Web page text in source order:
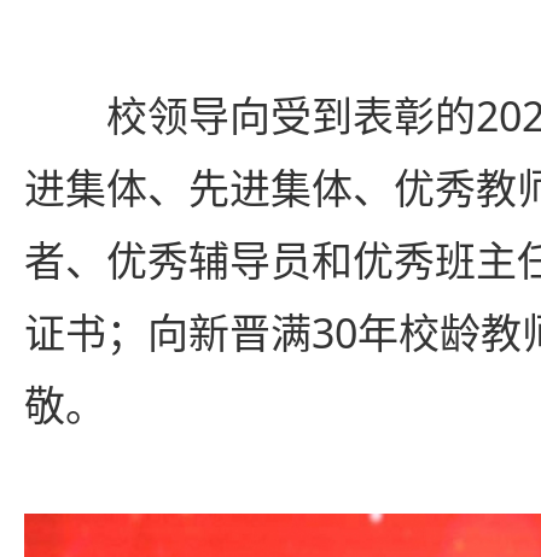
校领导向受到表彰的
进集体、先进集体、优秀教
者、优秀辅导员和优秀班主
证书；向新晋满30年校龄教
敬。